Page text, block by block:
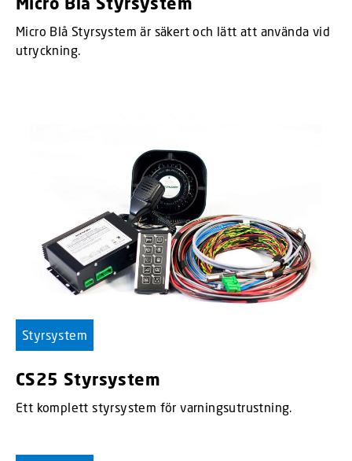
Micro Blå Styrsystem är säkert och lätt att använda vid
utryckning.
Styrsystem
CS25 Styrsystem
Ett komplett styrsystem för varningsutrustning.